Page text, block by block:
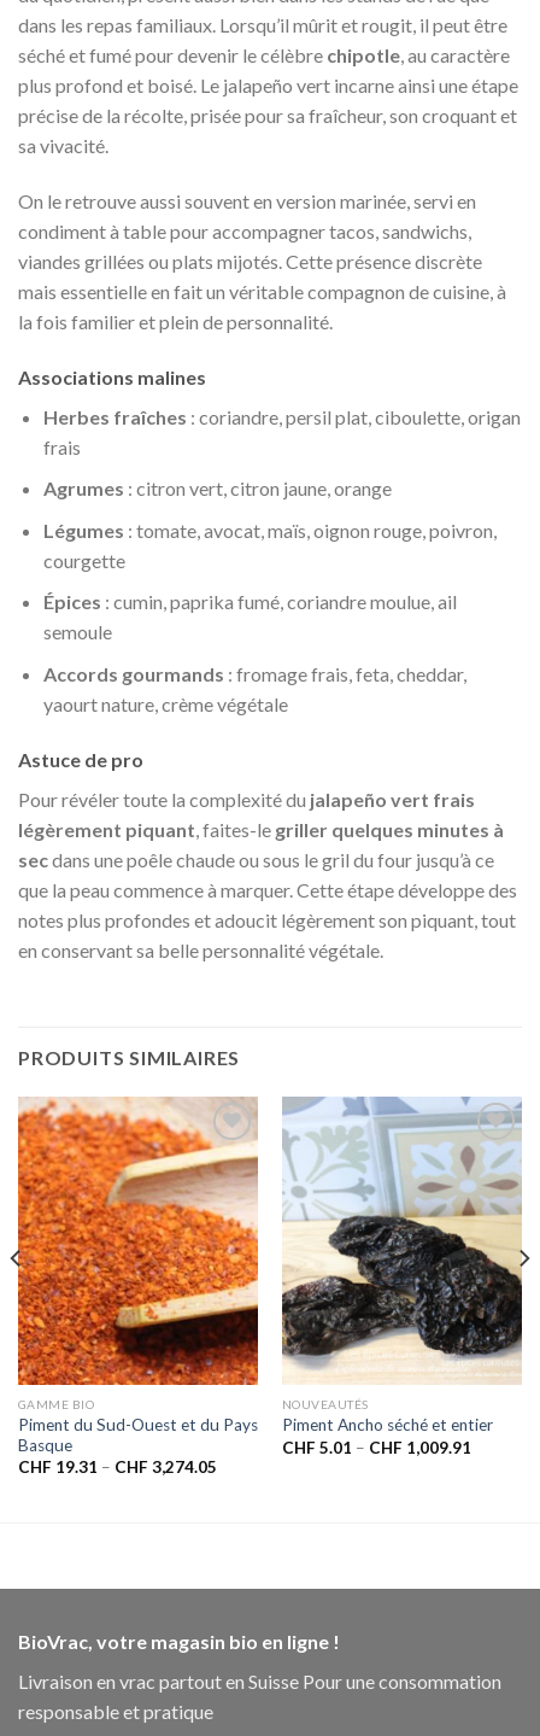
dans les repas familiaux. Lorsqu’il mûrit et rougit, il peut être
séché et fumé pour devenir le célèbre chipotle, au caractère
plus profond et boisé. Le jalapeño vert incarne ainsi une étape
précise de la récolte, prisée pour sa fraîcheur, son croquant et
sa vivacité.
On le retrouve aussi souvent en version marinée, servi en
condiment à table pour accompagner tacos, sandwichs,
viandes grillées ou plats mijotés. Cette présence discrète
mais essentielle en fait un véritable compagnon de cuisine, à
la fois familier et plein de personnalité.
Associations malines
Herbes fraîches : coriandre, persil plat, ciboulette, origan
frais
Agrumes : citron vert, citron jaune, orange
Légumes : tomate, avocat, maïs, oignon rouge, poivron,
courgette
Épices : cumin, paprika fumé, coriandre moulue, ail
semoule
Accords gourmands : fromage frais, feta, cheddar,
yaourt nature, crème végétale
Astuce de pro
Pour révéler toute la complexité du jalapeño vert frais
légèrement piquant, faites-le griller quelques minutes à
secdans une poêle chaude ou sous le gril du four jusqu’à ce
que la peau commence à marquer. Cette étape développe des
notes plus profondes et adoucit légèrement son piquant, tout
en conservant sa belle personnalité végétale.
PRODUITS SIMILAIRES
Ajouter
à la liste
de
souhaits
GAMME BIO
Piment du Sud-Ouest et du Pays
Basque
CHF 19.31 – CHF 3,274.05
Ajouter
à la liste
de
souhaits
NOUVEAUTÉS
Piment Ancho séché et entier
CHF 5.01 – CHF 1,009.91
BioVrac, votre magasin bio en ligne !
Livraison en vrac partout en Suisse Pour une consommation
responsable et pratique